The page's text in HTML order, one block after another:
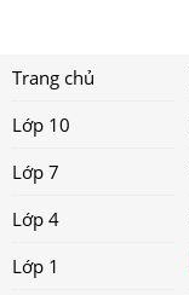
Trang chủ
Lớp 10
Lớp 7
Lớp 4
Lớp 1